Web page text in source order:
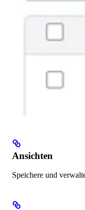
Ansichten
Speichere und